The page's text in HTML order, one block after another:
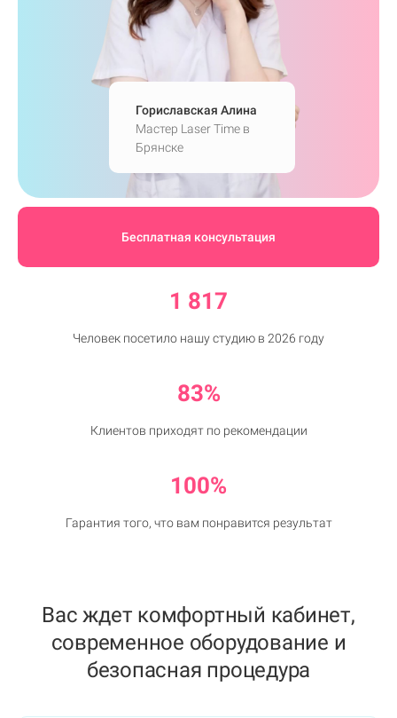
Гориславская Алина
Мастер Laser Time в
Брянске
Бесплатная консультация
1 817
Человек посетило нашу студию в 2026 году
83%
Клиентов приходят по рекомендации
100%
Гарантия того, что вам понравится результат
Вас ждет комфортный кабинет,
современное оборудование и
безопасная процедура